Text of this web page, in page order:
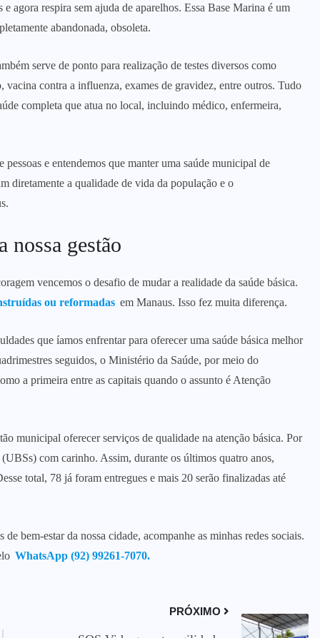
agora respira sem ajuda de aparelhos. Essa Base Marina é um
abandonada, obsoleta.
serve de ponto para realização de testes diversos como
contra a influenza, exames de gravidez, entre outros. Tudo
completa que atua no local, incluindo médico, enfermeira,
e entendemos que manter uma saúde municipal de
diretamente a qualidade de vida da população e o
nossa gestão
vencemos o desafio de mudar a realidade da saúde básica.
ou reformadas em Manaus. Isso fez muita diferença.
que íamos enfrentar para oferecer uma saúde básica melhor
seguidos, o Ministério da Saúde, por meio do
a primeira entre as capitais quando o assunto é Atenção
municipal oferecer serviços de qualidade na atenção básica. Por
com carinho. Assim, durante os últimos quatro anos,
total, 78 já foram entregues e mais 20 serão finalizadas até
bem-estar da nossa cidade, acompanhe as minhas redes sociais.
WhatsApp (92) 99261-7070.
PRÓXIMO